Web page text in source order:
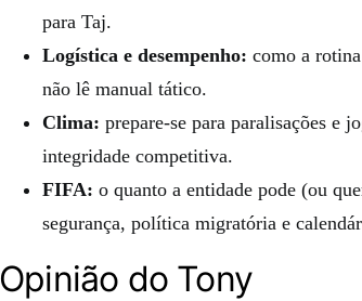
para Taj.
Logística e desempenho: como a
não lê manual tático.
Clima: prepare-se para paralisações e
integridade competitiva.
FIFA: o quanto a entidade pode (ou
segurança, política migratória e
Opinião do Tony